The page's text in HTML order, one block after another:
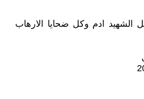
الشهيد ادم وكل ضحايا الارهاب